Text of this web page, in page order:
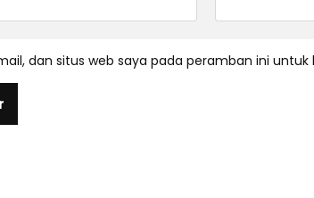
dan situs web saya pada peramban ini